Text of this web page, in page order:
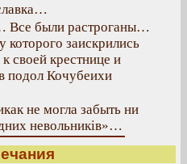
Все были растроганы…
заискрились
своей крестнице и
подол Кочубеихи
не могла забыть ни
невольників»…